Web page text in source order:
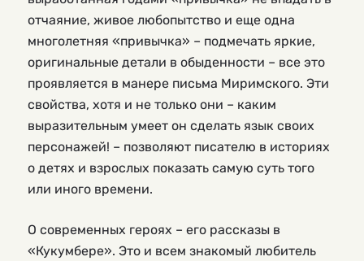
отчаяние, живое любопытство и еще одна
многолетняя «привычка» – подмечать яркие,
оригинальные детали в обыденности – все это
проявляется в манере письма Миримского. Эти
свойства, хотя и не только они – каким
выразительным умеет он сделать язык своих
персонажей! – позволяют писателю в историях
о детях и взрослых показать самую суть того
или иного времени.
О современных героях – его рассказы в
«Кукумбере». Это и всем знакомый любитель